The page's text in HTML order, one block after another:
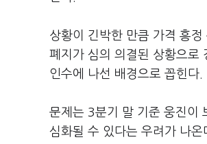
상황이 긴박한 만큼 가격 흥
폐지가 심의 의결된 상황으로
인수에 나선 배경으로 꼽힌다.
문제는 3분기 말 기준 웅진이
심화될 수 있다는 우려가 나